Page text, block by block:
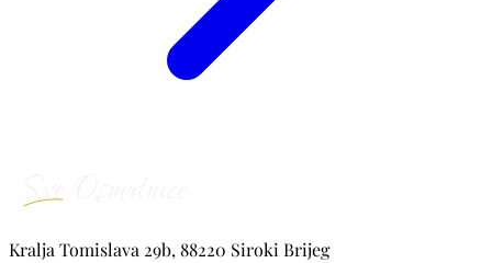
Kralja Tomislava 29b, 88220 Siroki Brijeg